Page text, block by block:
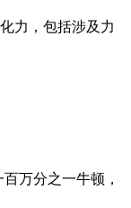
力，包括涉及力
万分之一牛顿，